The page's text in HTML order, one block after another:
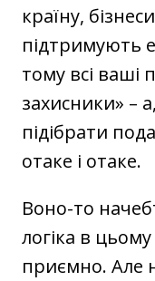
країну,
підтримують
тому всі ваші
захисники» –
підібрати
отаке і отаке.
Воно-то
логіка в
приємно. Але